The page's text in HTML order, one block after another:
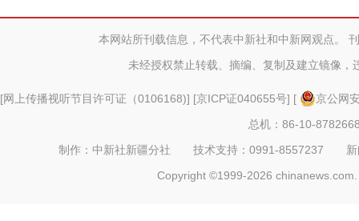
本网站所刊载信息，不代表中新社和中新网观点。
未经授权禁止转载、摘编、复制及建立镜像，
[网上传播视听节目许可证（0106168)] [京ICP证040655号] [
京公网
总机：86-10-
制作：中新社新疆分社 技术支持：0991-8557237
Copyright ©1999-2026